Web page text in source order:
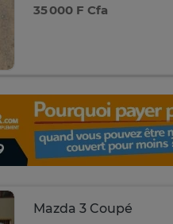
35 000 F Cfa
Mazda 3 Coupé